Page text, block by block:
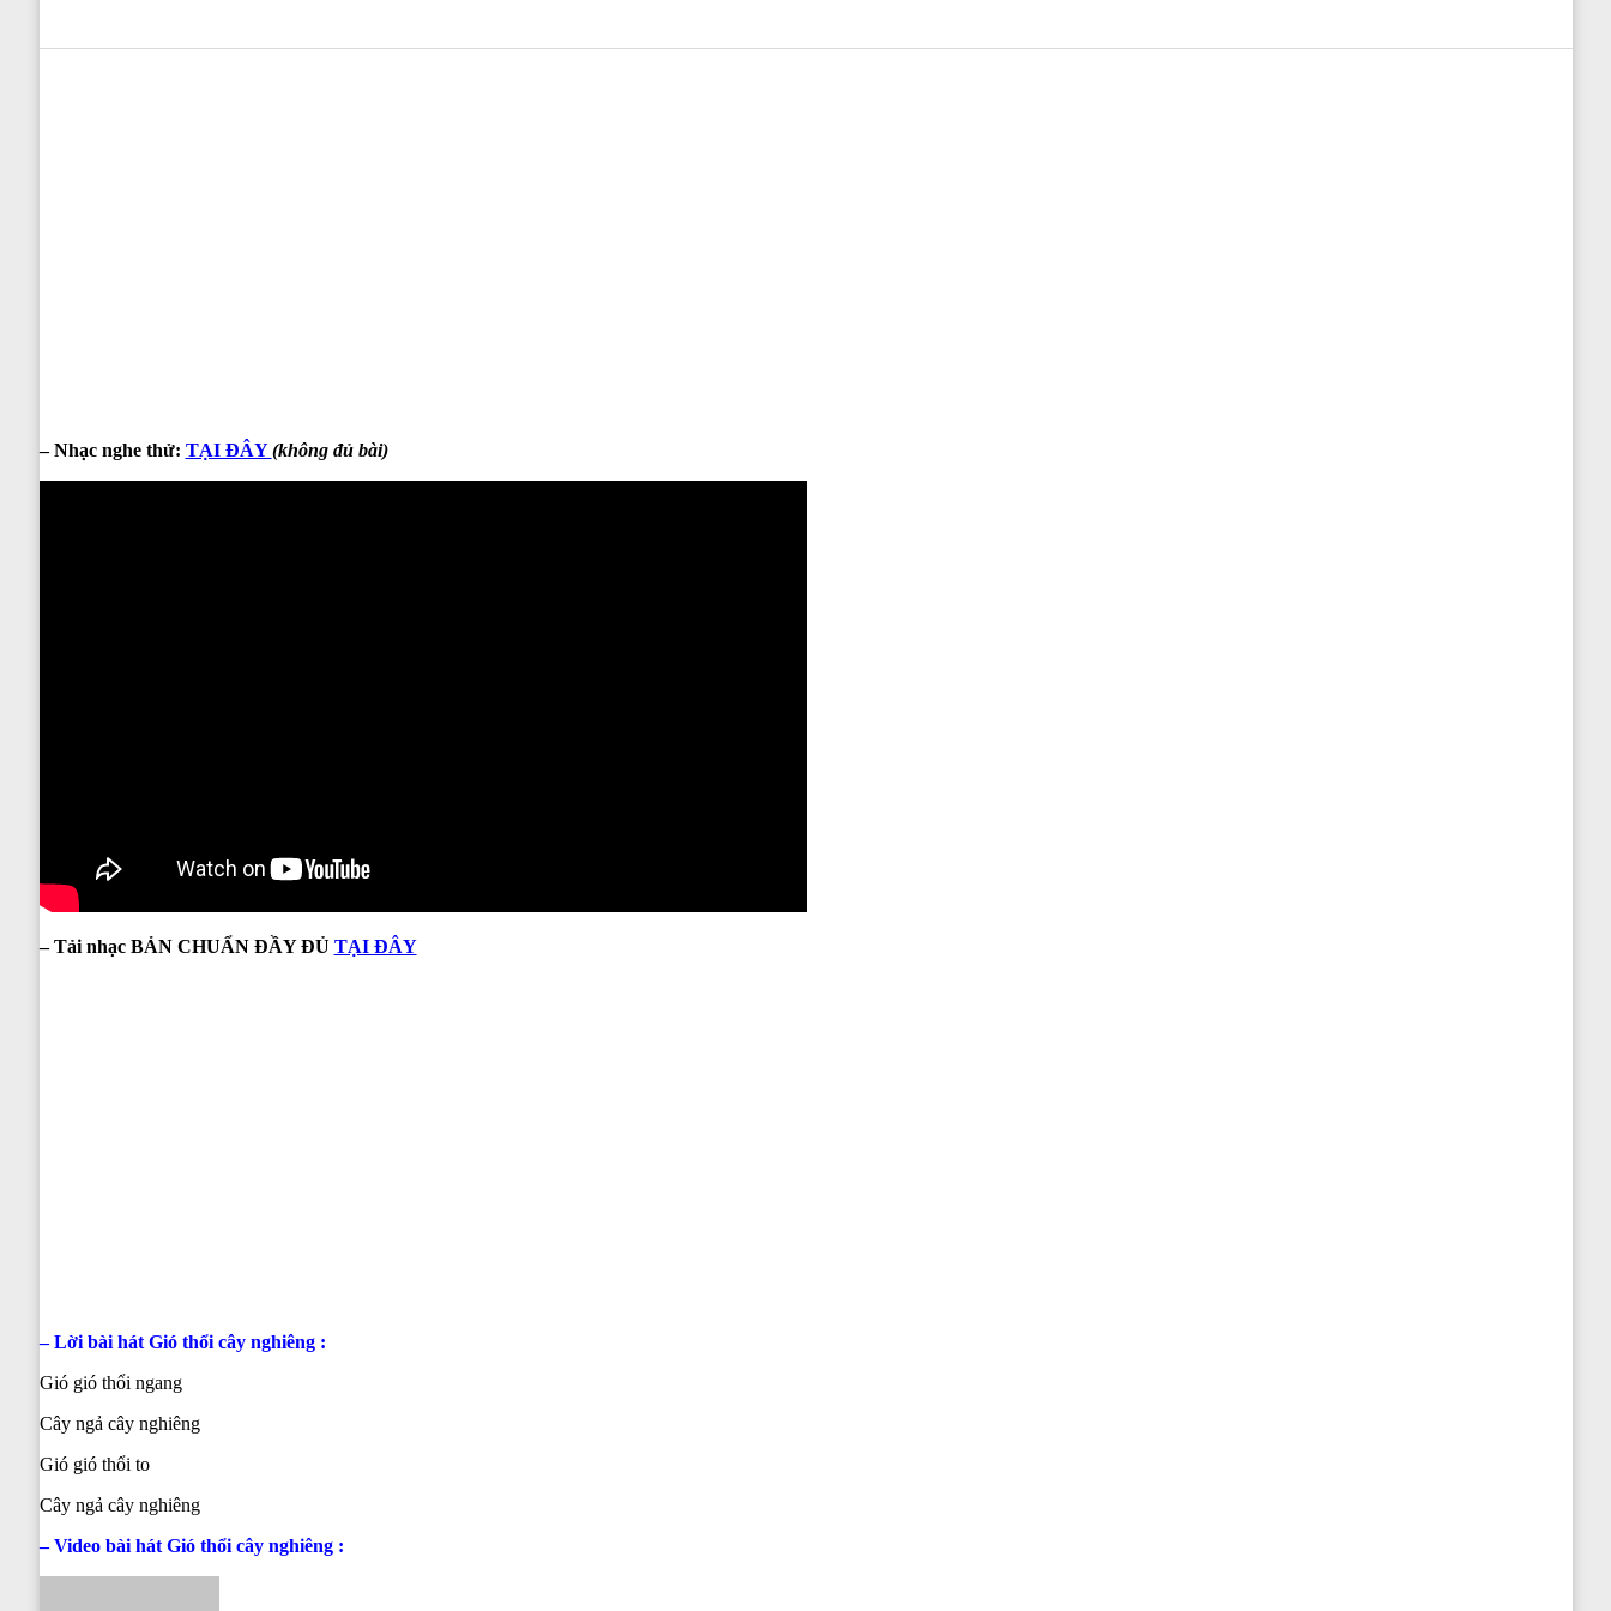
– Nhạc nghe thử: TẠI ĐÂY(không đủ bài)
– Tải nhạc BẢN CHUẨN ĐẦY ĐỦ TẠI ĐÂY
– Lời bài hát Gió thổi cây nghiêng:
Gió gió thổi ngang
Cây ngả cây nghiêng
Gió gió thổi to
Cây ngả cây nghiêng
– Video bài hát Gió thổi cây nghiêng :